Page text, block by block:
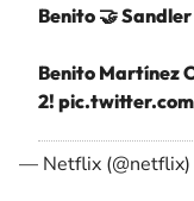
Benito 🤝 Sandler
Benito Martínez
2!
— Netflix (@netflix)